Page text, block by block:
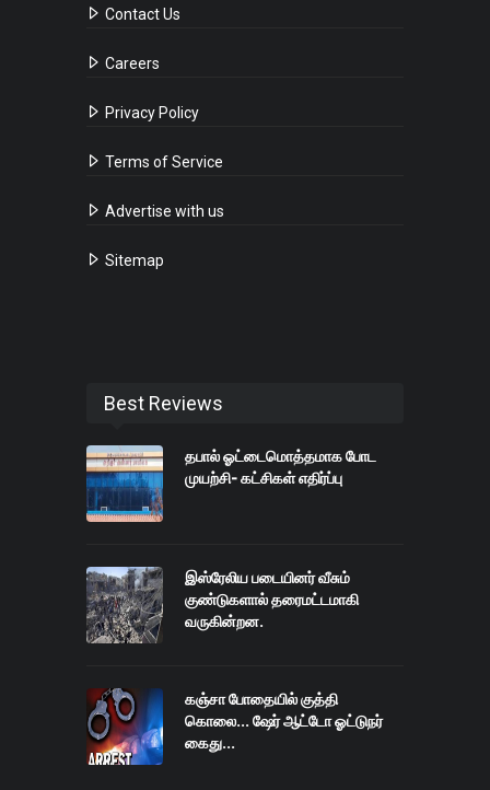
Contact Us
Careers
Privacy Policy
Terms of Service
Advertise with us
Sitemap
Best Reviews
தபால் ஓட்டைமொத்தமாக போட
முயற்சி- கட்சிகள் எதிர்ப்பு
இஸ்ரேலிய படையினர் வீசும்
குண்டுகளால் தரைமட்டமாகி
வருகின்றன.
கஞ்சா போதையில் குத்தி
கொலை... ஷேர் ஆட்டோ ஓட்டுநர்
கைது...